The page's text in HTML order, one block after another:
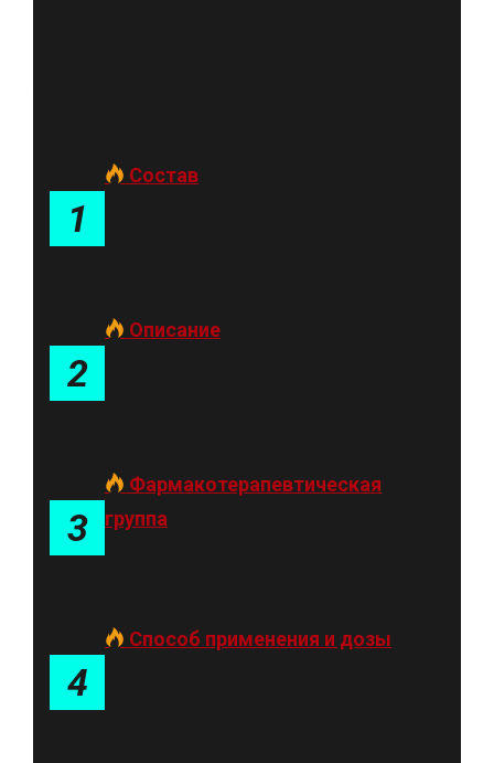
1
Состав
2
Описание
3
Фармакотерапевтическая
группа
4
Способ применения и дозы